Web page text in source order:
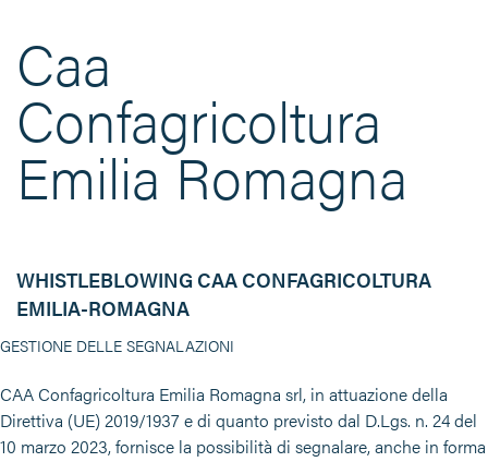
Caa
Confagricoltura
Emilia Romagna
WHISTLEBLOWING CAA CONFAGRICOLTURA
EMILIA-ROMAGNA
GESTIONE DELLE SEGNALAZIONI
CAA Confagricoltura Emilia Romagna srl, in attuazione della
Direttiva (UE) 2019/1937 e di quanto previsto dal D.Lgs. n. 24 del
10 marzo 2023, fornisce la possibilità di segnalare, anche in forma